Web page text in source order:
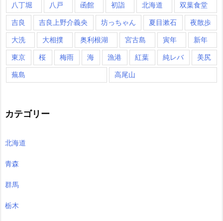
八丁堀 八戸 函館 初詣 北海道 双葉食堂
吉良 吉良上野介義央 坊っちゃん 夏目漱石 夜散歩
大洗 大相撲 奥利根湖 宮古島 寅年 新年
東京 桜 梅雨 海 漁港 紅葉 純レバ 美尻
蕪島 高尾山
カテゴリー
北海道
青森
群馬
栃木